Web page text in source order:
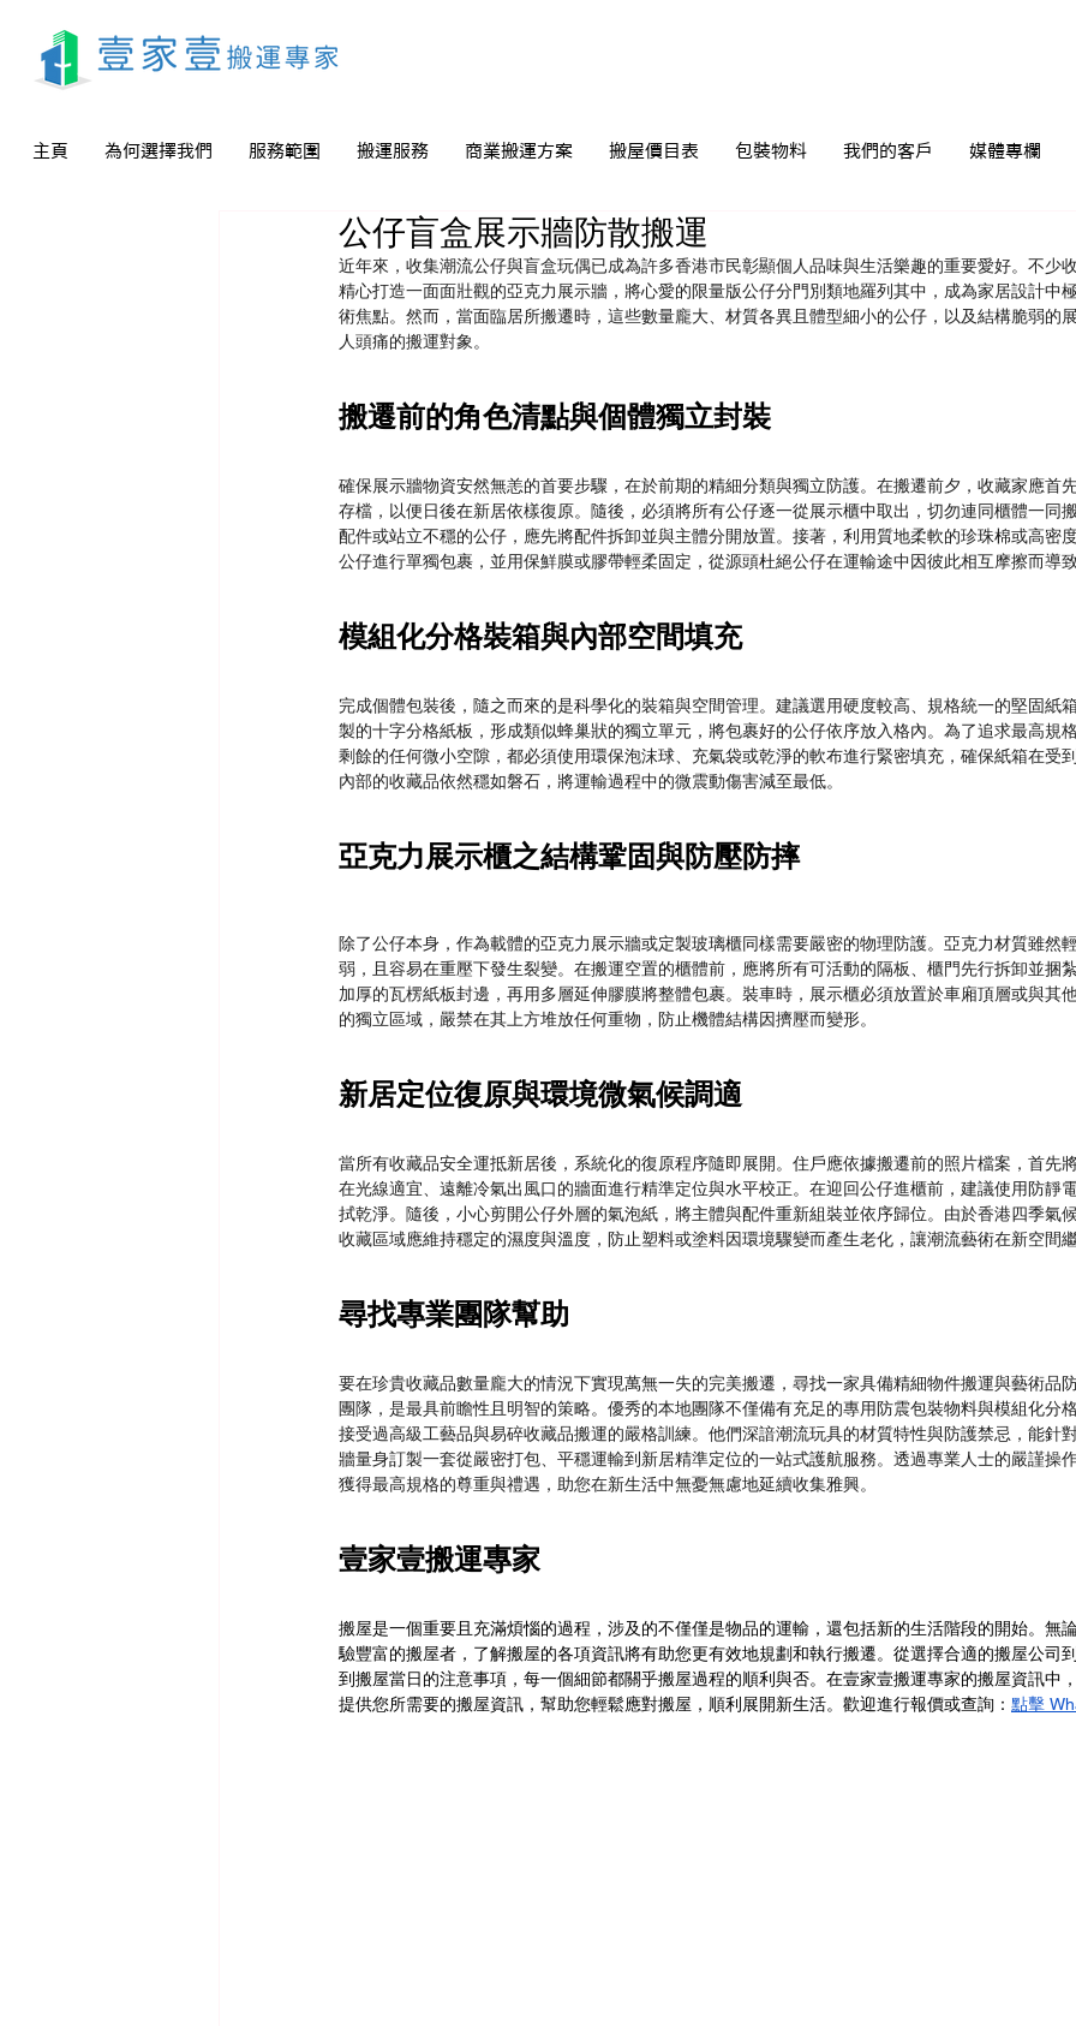
主頁 為何選擇我們 服務範圍 搬運服務 商業搬運方案 搬屋價目表 包裝物料 我們的客戶 媒體專欄
公仔盲盒展示牆防散搬運
近年來，收集潮流公仔與盲盒玩偶已成為許多香港市民彰顯個人品味與生活樂趣的重要愛好。不少
精心打造一面面壯觀的亞克力展示牆，將心愛的限量版公仔分門別類地羅列其中，成為家居設計中
術焦點。然而，當面臨居所搬遷時，這些數量龐大、材質各異且體型細小的公仔，以及結構脆弱的
人頭痛的搬運對象。
搬遷前的角色清點與個體獨立封裝
確保展示牆物資安然無恙的首要步驟，在於前期的精細分類與獨立防護。在搬遷前夕，收藏家應首
存檔，以便日後在新居依樣復原。隨後，必須將所有公仔逐一從展示櫃中取出，切勿連同櫃體一同
配件或站立不穩的公仔，應先將配件拆卸並與主體分開放置。接著，利用質地柔軟的珍珠棉或高密
公仔進行單獨包裹，並用保鮮膜或膠帶輕柔固定，從源頭杜絕公仔在運輸途中因彼此相互摩擦而導
模組化分格裝箱與內部空間填充
完成個體包裝後，隨之而來的是科學化的裝箱與空間管理。建議選用硬度較高、規格統一的堅固紙
製的十字分格紙板，形成類似蜂巢狀的獨立單元，將包裹好的公仔依序放入格內。為了追求最高規
剩餘的任何微小空隙，都必須使用環保泡沫球、充氣袋或乾淨的軟布進行緊密填充，確保紙箱在受
內部的收藏品依然穩如磐石，將運輸過程中的微震動傷害減至最低。
亞克力展示櫃之結構鞏固與防壓防摔
除了公仔本身，作為載體的亞克力展示牆或定製玻璃櫃同樣需要嚴密的物理防護。亞克力材質雖然
弱，且容易在重壓下發生裂變。在搬運空置的櫃體前，應將所有可活動的隔板、櫃門先行拆卸並捆
加厚的瓦楞紙板封邊，再用多層延伸膠膜將整體包裹。裝車時，展示櫃必須放置於車廂頂層或與其
的獨立區域，嚴禁在其上方堆放任何重物，防止機體結構因擠壓而變形。
新居定位復原與環境微氣候調適
當所有收藏品安全運抵新居後，系統化的復原程序隨即展開。住戶應依據搬遷前的照片檔案，首先
在光線適宜、遠離冷氣出風口的牆面進行精準定位與水平校正。在迎回公仔進櫃前，建議使用防靜
拭乾淨。隨後，小心剪開公仔外層的氣泡紙，將主體與配件重新組裝並依序歸位。由於香港四季氣
收藏區域應維持穩定的濕度與溫度，防止塑料或塗料因環境驟變而產生老化，讓潮流藝術在新空間
尋找專業團隊幫助
要在珍貴收藏品數量龐大的情況下實現萬無一失的完美搬遷，尋找一家具備精細物件搬運與藝術品
團隊，是最具前瞻性且明智的策略。優秀的本地團隊不僅備有充足的專用防震包裝物料與模組化分
接受過高級工藝品與易碎收藏品搬運的嚴格訓練。他們深諳潮流玩具的材質特性與防護禁忌，能針
牆量身訂製一套從嚴密打包、平穩運輸到新居精準定位的一站式護航服務。透過專業人士的嚴謹操
獲得最高規格的尊重與禮遇，助您在新生活中無憂無慮地延續收集雅興。
壹家壹搬運專家
搬屋是一個重要且充滿煩惱的過程，涉及的不僅僅是物品的運輸，還包括新的生活階段的開始。無
驗豐富的搬屋者，了解搬屋的各項資訊將有助您更有效地規劃和執行搬遷。從選擇合適的搬屋公司
到搬屋當日的注意事項，每一個細節都關乎搬屋過程的順利與否。在壹家壹搬運專家的搬屋資訊中
提供您所需要的搬屋資訊，幫助您輕鬆應對搬屋，順利展開新生活。歡迎進行報價或查詢： 點擊